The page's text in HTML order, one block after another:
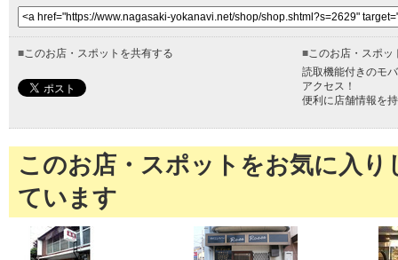
■このお店・スポットを共有する ■このお店・スポッ
読取機能付きのモ
アクセス！
便利に店舗情報を
このお店・スポットをお気に入
ています